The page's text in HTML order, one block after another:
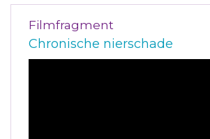
Filmfragment
Chronische nierschade